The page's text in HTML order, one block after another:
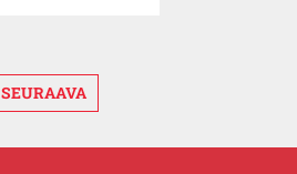
SEURAAVA